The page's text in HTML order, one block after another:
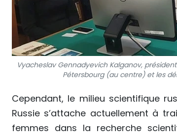
Vyacheslav Gennadyevich Kalganov,
Pétersbourg (au centre) et les
Cependant, le milieu scientifique
Russie s’attache actuellement à
femmes dans la recherche